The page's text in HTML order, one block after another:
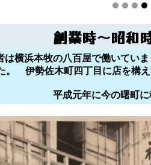
創業時〜昭和
は横浜本牧の八百屋で働いてい
。 伊勢佐木町四丁目に店を構え
平成元年に今の曙町